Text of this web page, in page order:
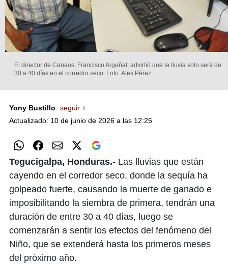
El director de Cenaos, Francisco Argeñal, advirtió que la lluvia solo será de
30 a 40 días en el corredor seco. Foto: Alex Pérez
Yony Bustillo
seguir +
Actualizado: 10 de junio de 2026 a las 12:25
Tegucigalpa, Honduras.- Las lluvias que están
cayendo en el corredor seco, donde la sequía ha
golpeado fuerte, causando la muerte de ganado e
imposibilitando la siembra de primera, tendrán una
duración de entre 30 a 40 días, luego se
comenzarán a sentir los efectos del fenómeno del
Niño, que se extenderá hasta los primeros meses
del próximo año.